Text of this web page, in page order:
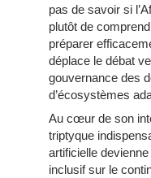
pas de savoir si
plutôt de
préparer
déplace le débat
gouvernance des
d’écosystèmes
Au cœur de son
triptyque
artificielle
inclusif sur le